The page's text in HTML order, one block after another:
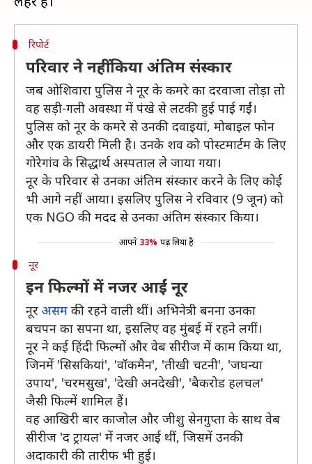
रिपोर्ट
परिवार ने नहीं किया अंतिम संस्कार
जब ओशिवारा पुलिस ने नूर के कमरे का दरवाजा तोड़ा तो
वह सड़ी-गली अवस्था में पंखे से लटकी हुई पाई गईं।
पुलिस को नूर के कमरे से उनकी दवाइयां, मोबाइल फोन
और एक डायरी मिली है। उनके शव को पोस्टमार्टम के लिए
गोरेगांव के सिद्धार्थ अस्पताल ले जाया गया।
नूर के परिवार से उनका अंतिम संस्कार करने के लिए कोई
भी आगे नहीं आया। इसलिए पुलिस ने रविवार (9 जून) को
एक NGO की मदद से उनका अंतिम संस्कार किया।
आपने 33% पढ़ लिया है
नूर
इन फिल्मों में नजर आईं नूर
नूर असम की रहने वाली थीं। अभिनेत्री बनना उनका
बचपन का सपना था, इसलिए वह मुंबई में रहने लगीं।
नूर ने कई हिंदी फिल्मों और वेब सीरीज में काम किया था,
जिनमें 'सिसकियां', 'वॉकमैन', 'तीखी चटनी', 'जघन्या
उपाय', 'चरमसुख', 'देखी अनदेखी', 'बैकरोड हलचल'
जैसी फिल्में शामिल हैं।
वह आखिरी बार काजोल और जीशु सेनगुप्ता के साथ वेब
सीरीज 'द ट्रायल' में नजर आई थीं, जिसमें उनकी
अदाकारी की तारीफ भी हुई।